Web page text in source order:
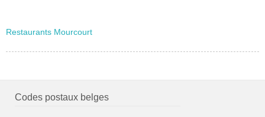
Restaurants Mourcourt
Codes postaux belges